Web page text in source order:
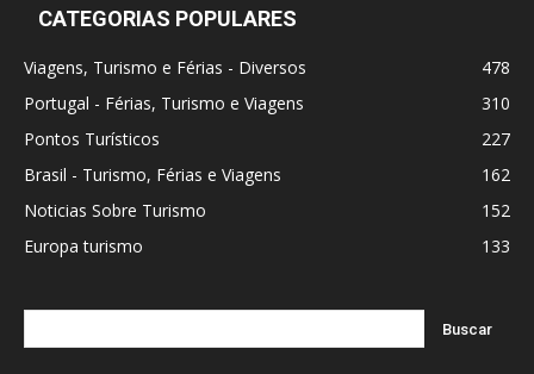
CATEGORIAS POPULARES
Viagens, Turismo e Férias - Diversos
478
Portugal - Férias, Turismo e Viagens
310
Pontos Turísticos
227
Brasil - Turismo, Férias e Viagens
162
Noticias Sobre Turismo
152
Europa turismo
133